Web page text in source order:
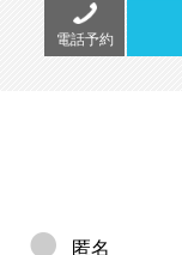
電話予約
匿名